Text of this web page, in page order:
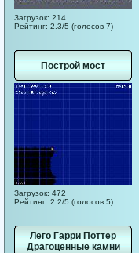
Загрузок: 214
Рейтинг: 2.3/5 (голосов 7)
Построй мост
Загрузок: 472
Рейтинг: 2.2/5 (голосов 5)
Лего Гарри Поттер
Драгоценные камни